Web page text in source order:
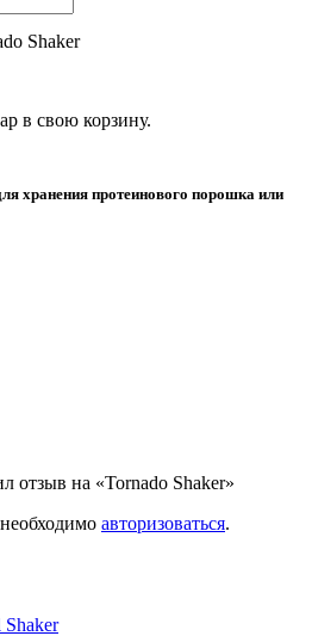
в свою корзину.
Shaker
хранения протеинового порошка или
отзыв на «Tornado Shaker»
авторизоваться.